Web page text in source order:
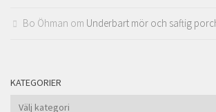
Bo Öhman om Underbart mör och saftig
KATEGORIER
Kategorier